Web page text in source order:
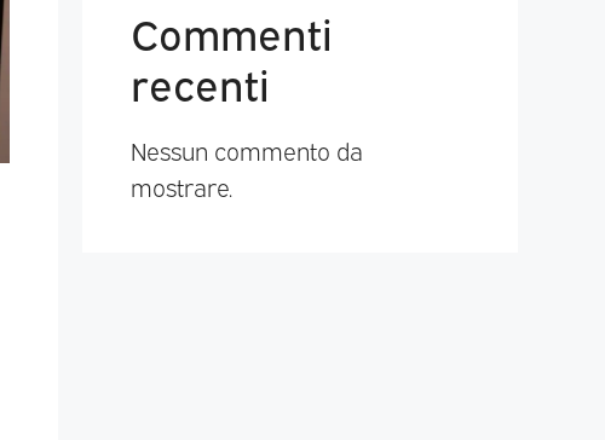
Commenti
recenti
Nessun commento da
mostrare.